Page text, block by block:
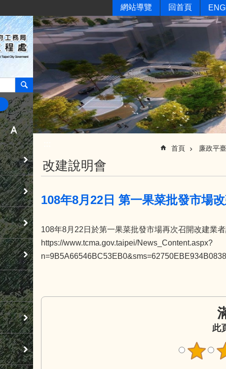
網站導覽 回首頁
首頁 廉政平臺
改建說明會
108年8月22日 第一果菜批發市場
108年8月22日於第一果菜批發市場再次召開改建業
https://www.tcma.gov.taipei/News_Content.aspx?
此